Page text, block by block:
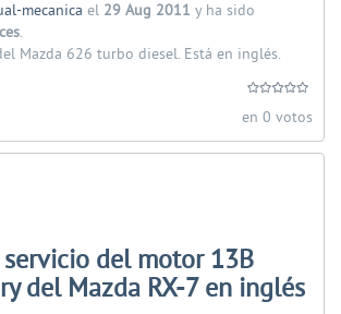
mecanica el 29 Aug 2011 y ha sido
.
Mazda 626 turbo diesel. Está en inglés.
en 0 votos
del motor 13B
del Mazda RX-7 en inglés